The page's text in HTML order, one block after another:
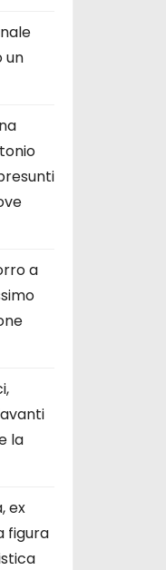
un
a
la
ex
figura